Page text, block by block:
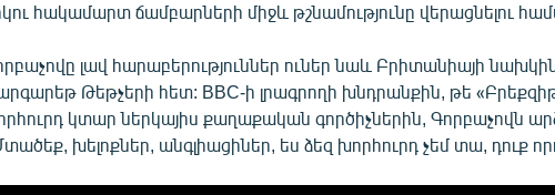
հակամարտ ճամբարների միջև թշնամությունը վերացնելու
լավ հարաբերություններ ուներ նաև Բրիտանիայի
Թեթչերի հետ: BBC-ի լրագրողի խնդրանքին, թե
կտար ներկայիս քաղաքական գործիչներին, Գորբաչովն
խելոքներ, անգլիացիներ, ես ձեզ խորհուրդ չեմ տա, դուք